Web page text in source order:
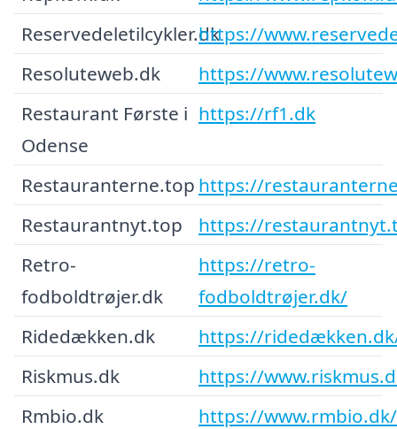
Reservedeletilcykler.dkhttps://
Resoluteweb.dk
https://
Restaurant Første i
Odense
https://rf1.dk
Restauranterne.top https://
Restaurantnyt.top
https://
Retro-
fodboldtrøjer.dk
https://retro-
fodboldtrøjer.dk/
Ridedækken.dk
https://
Riskmus.dk
https://
Rmbio.dk
https://www.rmbio.dk/